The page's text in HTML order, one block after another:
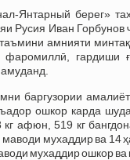
Янтарный берег»
Русия Иван
амнияти
фаромиллӣ, гардиши
баргузории
ошкор карда
афюн, 519 кг
маводи мухаддир ва
мухаддир ошкор ва